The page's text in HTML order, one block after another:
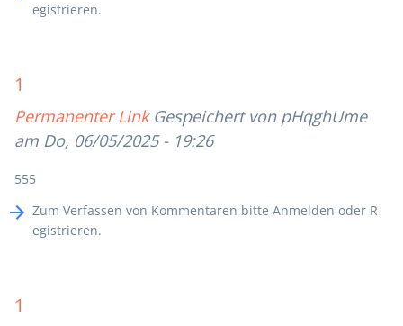
egistrieren.
1
Permanenter Link Gespeichert von pHqghUme
am Do, 06/05/2025 - 19:26
555
Zum Verfassen von Kommentaren bitte Anmelden oder R
egistrieren.
1